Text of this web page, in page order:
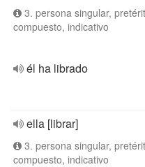
3. persona singular,
compuesto, indicativo
él ha librado
ella [librar]
3. persona singular,
compuesto, indicativo